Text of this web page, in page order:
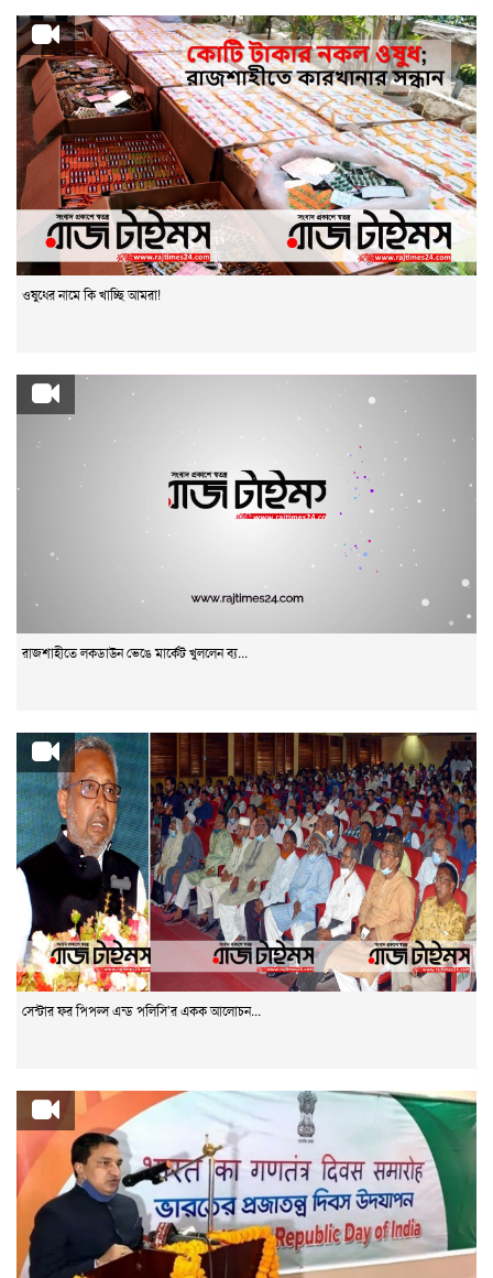
ওষুধের নামে কি খাচ্ছি আমরা!
রাজশাহীতে লকডাউন ভেঙে মার্কেট খুললেন ব্য...
সেন্টার ফর পিপল্স এন্ড পলিসি’র একক আলোচন...